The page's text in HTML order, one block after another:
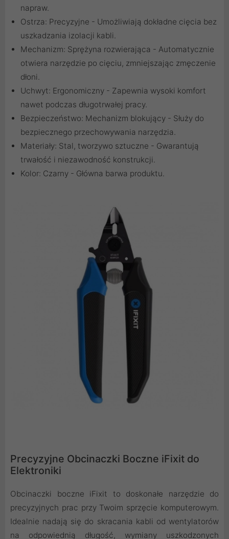
napraw.
Ostrza: Precyzyjne - Umożliwiają dokładne cięcia bez
uszkadzania izolacji kabli.
Mechanizm: Sprężyna rozwierająca - Automatycznie
otwiera narzędzie po cięciu, zmniejszając zmęczenie
dłoni.
Uchwyt: Ergonomiczny - Zapewnia wysoki komfort
nawet podczas długotrwałej pracy.
Bezpieczeństwo: Mechanizm blokujący - Służy do
bezpiecznego przechowywania narzędzia.
Materiały: Stal, tworzywo sztuczne - Gwarantują
trwałość i niezawodność konstrukcji.
Kolor: Czarny - Główna barwa produktu.
Precyzyjne Obcinaczki Boczne iFixit do
Elektroniki
Obcinaczki boczne iFixit to doskonałe narzędzie do
precyzyjnych prac przy Twoim sprzęcie komputerowym.
Idealnie nadają się do skracania kabli od wentylatorów
na odpowiednią długość, wymiany uszkodzonych